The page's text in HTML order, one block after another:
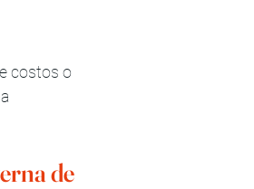
costos o
de